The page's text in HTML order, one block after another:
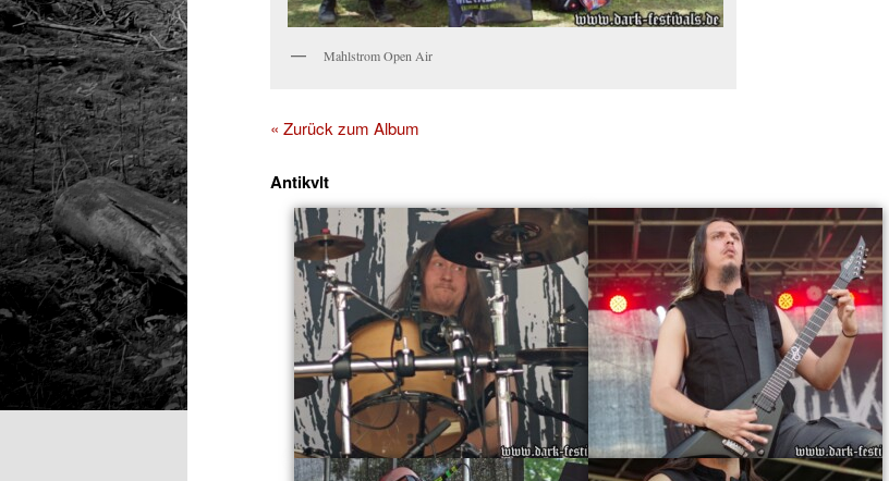
Mahlstrom Open Air
« Zurück zum Album
Antikvlt